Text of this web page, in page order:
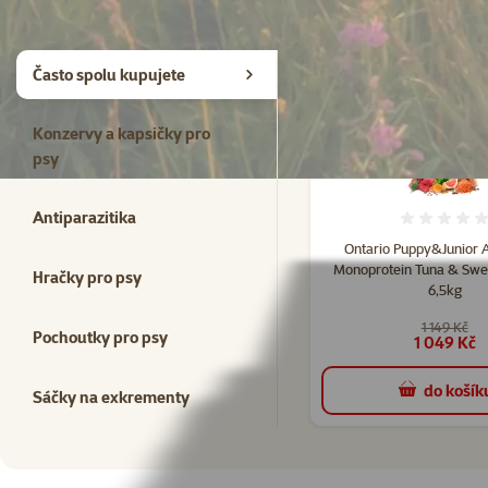
Často spolu kupujete
Konzervy a kapsičky pro
psy
Antiparazitika
Hračky pro psy
Pochoutky pro psy
Sáčky na exkrementy
Kupte společně
Ontario Puppy&Junior
Monoprotein Tuna &
6,5kg
1 149 Kč
1 049 Kč
do